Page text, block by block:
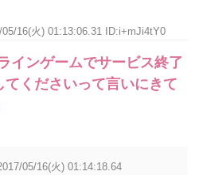
05/16(火) 01:13:06.31 ID:i+mJi4tY0
インゲームでサービス終了
てくださいって言いにきて
05/16(火) 01:14:18.64